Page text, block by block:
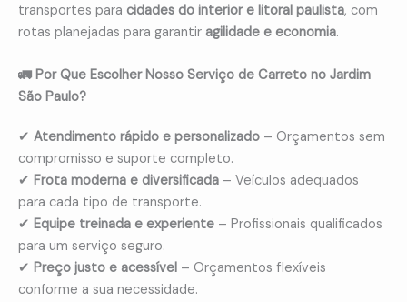
transportes para cidades do interior e litoral paulista, com
rotas planejadas para garantir agilidade e economia.
🚛 Por Que Escolher Nosso Serviço de Carreto no Jardim
São Paulo?
✔ Atendimento rápido e personalizado – Orçamentos sem
compromisso e suporte completo.
✔ Frota moderna e diversificada – Veículos adequados
para cada tipo de transporte.
✔ Equipe treinada e experiente – Profissionais qualificados
para um serviço seguro.
✔ Preço justo e acessível – Orçamentos flexíveis
conforme a sua necessidade.